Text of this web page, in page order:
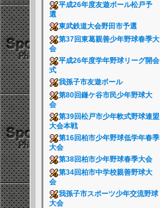
平成26年度友遊ボール松戸予
選
東武鉄道大会野田市予選
第37回東葛親善少年野球春季大
会
平成26年度学年野球リーグ開会
式
我孫子市友遊ボール
第80回鎌ケ谷市民少年野球大
会
第39回松戸市少年軟式野球連盟
大会本戦
第16回柏市少年野球低学年春季
大会
第38回柏市少年野球春季大会
第34回柏市中学校親善野球大
会
我孫子市スポーツ少年交流野球
大会